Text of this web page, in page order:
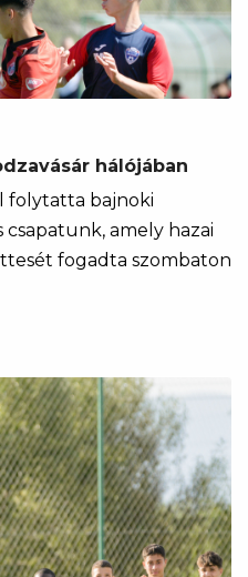
hálójában
folytatta bajnoki
csapatunk, amely hazai
fogadta szombaton